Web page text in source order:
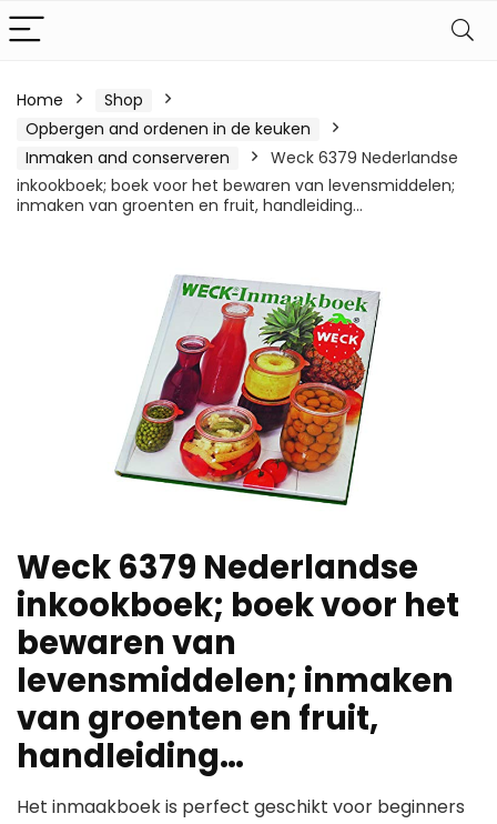
Home
Shop
Opbergen and ordenen in de keuken
Inmaken and conserveren
Weck 6379 Nederlandse
inkookboek; boek voor het bewaren van levensmiddelen;
inmaken van groenten en fruit, handleiding…
Weck 6379 Nederlandse
inkookboek; boek voor het
bewaren van
levensmiddelen; inmaken
van groenten en fruit,
handleiding…
Het inmaakboek is perfect geschikt voor beginners